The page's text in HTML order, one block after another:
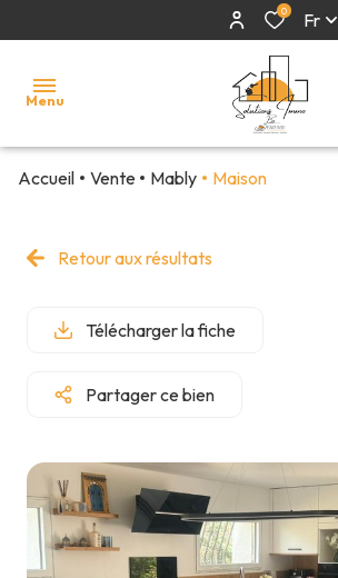
0 Fr
Menu
financer
contact
Accueil Vente Mably Maison
Retour aux résultats
Télécharger la fiche
Partager ce bien